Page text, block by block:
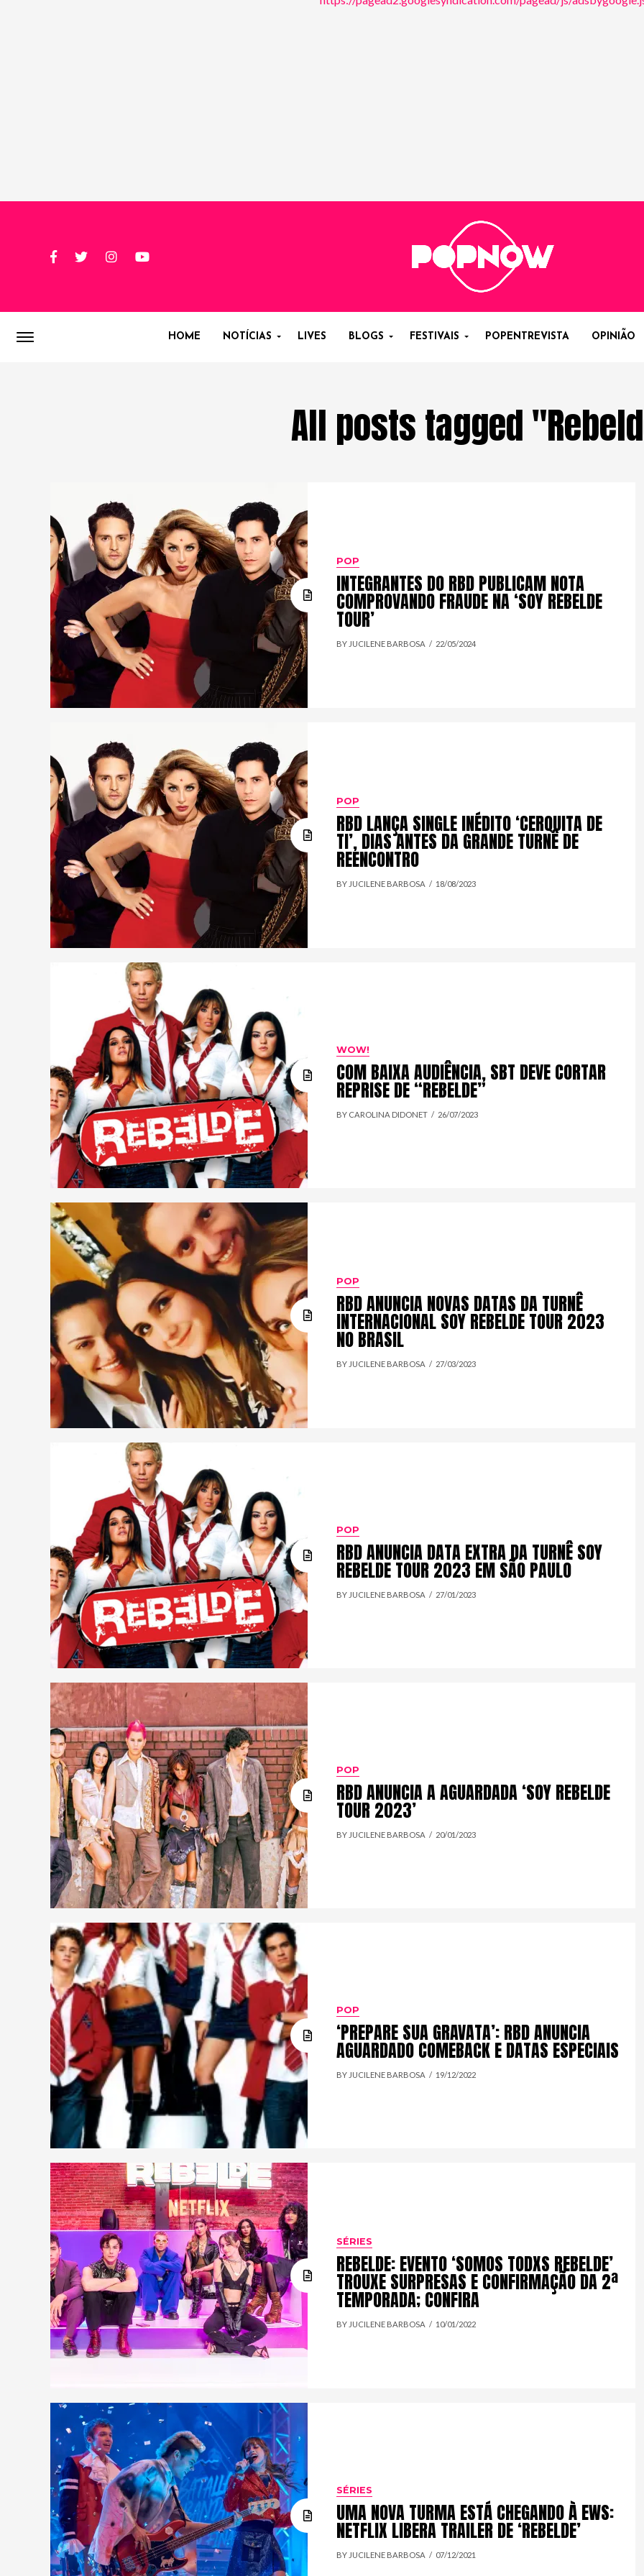
HOME NOTÍCIAS LIVES BLOGS FESTIVAIS POPENTREVISTA OPINIÃO
All posts tagged
POP
INTEGRANTES DO RBD PUBLICAM NOTA
COMPROVANDO FRAUDE NA ‘SOY REBELDE
TOUR’
BY JUCILENE BARBOSA 22/05/2024
POP
RBD LANÇA SINGLE INÉDITO ‘CERQUITA DE
TI’, DIAS ANTES DA GRANDE TURNÊ DE
REENCONTRO
BY JUCILENE BARBOSA 18/08/2023
WOW!
COM BAIXA AUDIÊNCIA, SBT DEVE CORTAR
REPRISE DE “REBELDE”
BY CAROLINA DIDONET 26/07/2023
POP
RBD ANUNCIA NOVAS DATAS DA TURNÊ
INTERNACIONAL SOY REBELDE TOUR 2023
NO BRASIL
BY JUCILENE BARBOSA 27/03/2023
POP
RBD ANUNCIA DATA EXTRA DA TURNÊ SOY
REBELDE TOUR 2023 EM SÃO PAULO
BY JUCILENE BARBOSA 27/01/2023
POP
RBD ANUNCIA A AGUARDADA ‘SOY REBELDE
TOUR 2023’
BY JUCILENE BARBOSA 20/01/2023
POP
‘PREPARE SUA GRAVATA’: RBD ANUNCIA
AGUARDADO COMEBACK E DATAS ESPECIAIS
BY JUCILENE BARBOSA 19/12/2022
SÉRIES
REBELDE: EVENTO ‘SOMOS TODXS REBELDE’
TROUXE SURPRESAS E CONFIRMAÇÃO DA 2ª
TEMPORADA; CONFIRA
BY JUCILENE BARBOSA 10/01/2022
SÉRIES
UMA NOVA TURMA ESTÁ CHEGANDO À EWS:
NETFLIX LIBERA TRAILER DE ‘REBELDE’
BY JUCILENE BARBOSA 07/12/2021